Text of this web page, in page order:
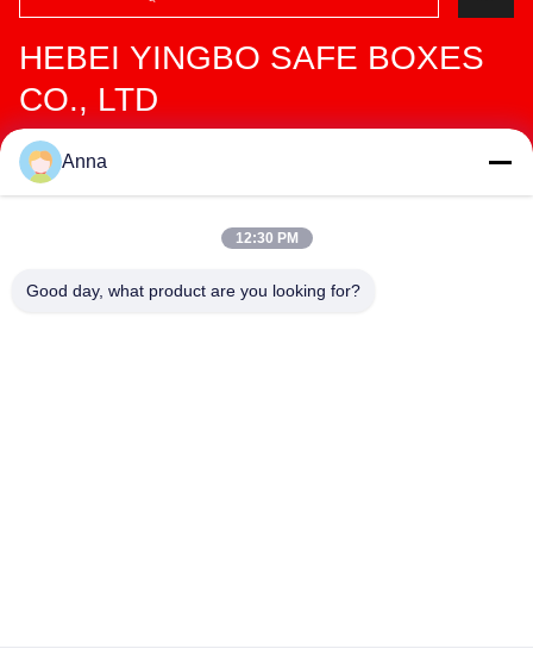
HEBEI YINGBO SAFE BOXES
CO., LTD
ঠিকানা:
ফ্যাক্স:
86--15531810296
Anna
12:30 PM
Good day, what product are you looking for?